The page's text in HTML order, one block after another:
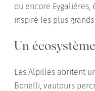
ou encore
inspiré les plus
Un
Les Alpilles abritent
Bonelli, vautours